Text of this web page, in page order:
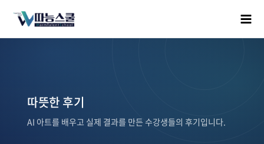
따뜻한 후기
AI 아트를 배우고 실제 결과를 만든 수강생들의 후기입니다.